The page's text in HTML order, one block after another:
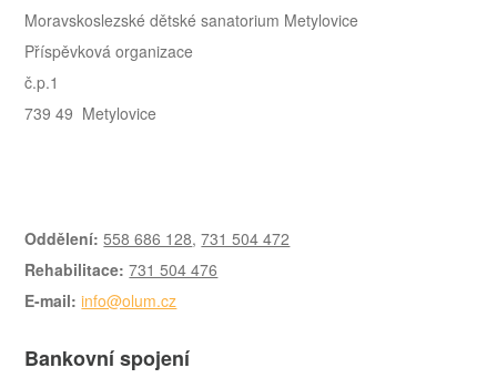
Moravskoslezské dětské sanatorium Metylovice
Příspěvková organizace
č.p.1
739 49 Metylovice
Oddělení: 558 686 128,731 504 472
Rehabilitace: 731 504 476
E-mail: info@olum.cz
Bankovní spojení